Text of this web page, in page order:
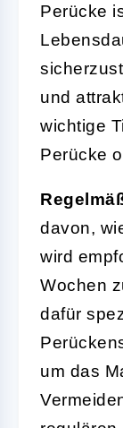
Perücke
und
wichtige
Perücke
davon,
wird
Wochen
dafür
um das